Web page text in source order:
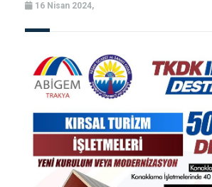
16 Nisan 2024,